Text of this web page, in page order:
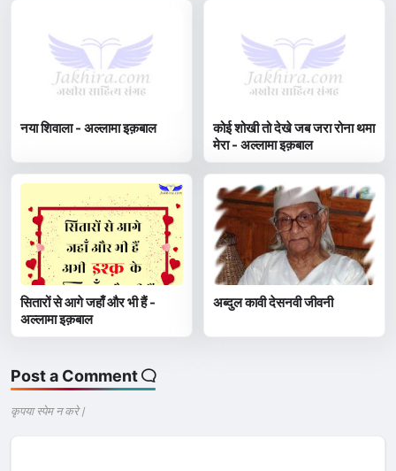
नया शिवाला - अल्लामा इक़बाल
कोई शोखी तो देखे जब जरा रोना थमा
मेरा - अल्लामा इक़बाल
सितारों से आगे जहाँ और भी हैं -
अल्लामा इक़बाल
अब्दुल कावी देसनवी जीवनी
Post a Comment
कृपया स्पेम न करे |